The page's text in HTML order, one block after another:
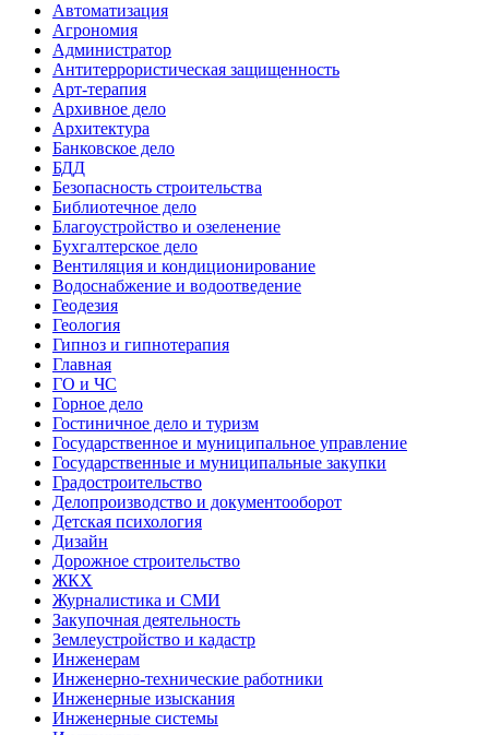
Автоматизация
Агрономия
Администратор
Антитеррористическая защищенность
Арт-терапия
Архивное дело
Архитектура
Банковское дело
БДД
Безопасность строительства
Библиотечное дело
Благоустройство и озеленение
Бухгалтерское дело
Вентиляция и кондиционирование
Водоснабжение и водоотведение
Геодезия
Геология
Гипноз и гипнотерапия
Главная
ГО и ЧС
Горное дело
Гостиничное дело и туризм
Государственное и муниципальное управление
Государственные и муниципальные закупки
Градостроительство
Делопроизводство и документооборот
Детская психология
Дизайн
Дорожное строительство
ЖКХ
Журналистика и СМИ
Закупочная деятельность
Землеустройство и кадастр
Инженерам
Инженерно-технические работники
Инженерные изыскания
Инженерные системы